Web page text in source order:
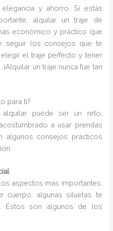
y ahorro. Si estás
alquilar un traje de
económico y práctico que
seguir los consejos que te
el traje perfecto y tener
un traje nunca fue tan
para ti?
puede ser un reto,
a usar prendas
algunos consejos prácticos
aspectos más importantes.
cuerpo, algunas siluetas te
Estos son algunos de los